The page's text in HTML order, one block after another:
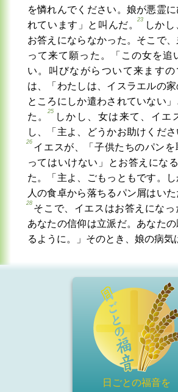
を憐れんでください。娘が悪霊
れています」と叫んだ。
23
しか
お答えにならなかった。そこで
って来て願った。「この女を追
い。叫びながらついて来ます
は、「わたしは、イスラエルの
ところにしか遣わされていない
た。
25
しかし、女は来て、イエ
し、「主よ、どうかお助けくださ
26
イエスが、「子供たちのパン
ってはいけない」とお答えにな
た。「主よ、ごもっともです。
人の食卓から落ちるパン屑はいた
28
そこで、イエスはお答えになっ
あなたの信仰は立派だ。あなた
るように。」そのとき、娘の病気
日ごとの福音を